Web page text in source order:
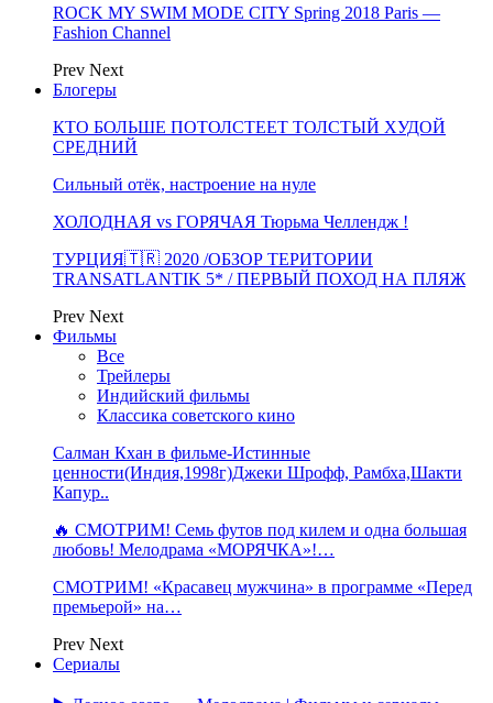
ROCK MY SWIM MODE CITY Spring 2018 Paris —
Fashion Channel
Prev Next
Блогеры
КТО БОЛЬШЕ ПОТОЛСТЕЕТ ТОЛСТЫЙ ХУДОЙ
СРЕДНИЙ
Сильный отёк, настроение на нуле
ХОЛОДНАЯ vs ГОРЯЧАЯ Тюрьма Челлендж !
ТУРЦИЯ🇹🇷 2020 /ОБЗОР ТЕРИТОРИИ
TRANSATLANTIK 5* / ПЕРВЫЙ ПОХОД НА ПЛЯЖ
Prev Next
Фильмы
Все
Трейлеры
Индийский фильмы
Классика советского кино
Салман Кхан в фильме-Истинные
ценности(Индия,1998г)Джеки Шрофф, Рамбха,Шакти
Капур..
🔥 СМОТРИМ! Семь футов под килем и одна большая
любовь! Мелодрама «МОРЯЧКА»!…
СМОТРИМ! «Красавец мужчина» в программе «Перед
премьерой» на…
Prev Next
Сериалы